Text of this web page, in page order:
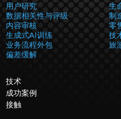
用户研究
数据相关性与评级
内容审核
生成式AI训练
业务流程外包
偏差缓解
生
制
零
技
旅
技术
成功案例
接触